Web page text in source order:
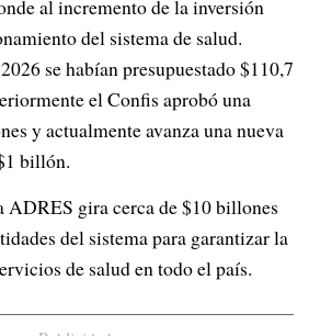
al incremento de la inversión
del sistema de salud.
se habían presupuestado $110,7
el Confis aprobó una
y actualmente avanza una nueva
billón.
ADRES gira cerca de $10 billones
del sistema para garantizar la
de salud en todo el país.